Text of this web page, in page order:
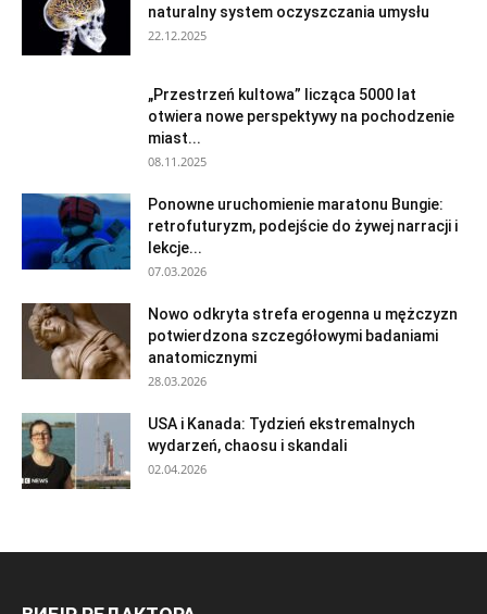
naturalny system oczyszczania umysłu
22.12.2025
„Przestrzeń kultowa” licząca 5000 lat
otwiera nowe perspektywy na pochodzenie
miast...
08.11.2025
Ponowne uruchomienie maratonu Bungie:
retrofuturyzm, podejście do żywej narracji i
lekcje...
07.03.2026
Nowo odkryta strefa erogenna u mężczyzn
potwierdzona szczegółowymi badaniami
anatomicznymi
28.03.2026
USA i Kanada: Tydzień ekstremalnych
wydarzeń, chaosu i skandali
02.04.2026